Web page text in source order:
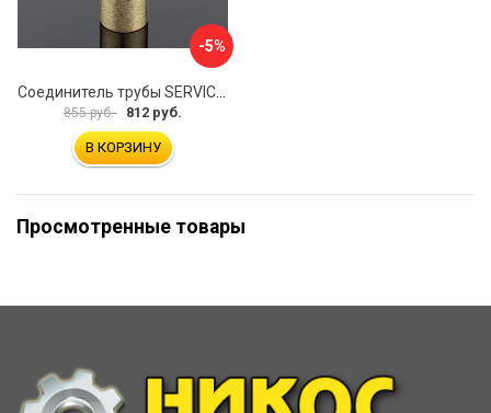
-5%
855 руб. 812 руб.
В КОРЗИНУ
Просмотренные товары